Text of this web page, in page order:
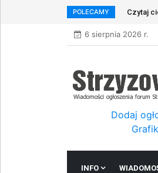
POLECAMY Czytaj
6 sierpnia 2026 r.
Dodaj
INFO